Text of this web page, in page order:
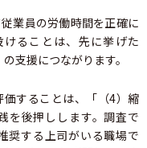
業員の労働時間を正確に
ることは、先に挙げた
支援につながります。
することは、「（4）縮
を後押しします。調査で
奨する上司がいる職場で